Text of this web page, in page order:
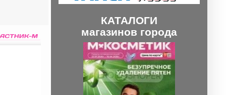
КАТАЛОГИ
магазинов города